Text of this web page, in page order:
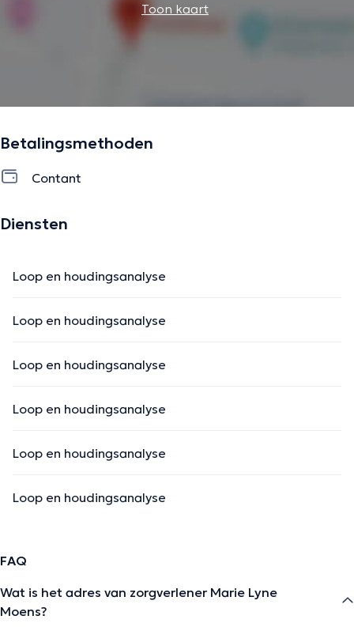
Toon kaart
Betalingsmethoden
Contant
Diensten
Loop en houdingsanalyse
Loop en houdingsanalyse
Loop en houdingsanalyse
Loop en houdingsanalyse
Loop en houdingsanalyse
Loop en houdingsanalyse
FAQ
Wat is het adres van zorgverlener Marie Lyne
Moens?